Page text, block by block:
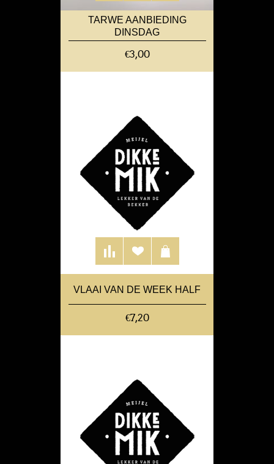
TARWE AANBIEDING
DINSDAG
€3,00
VLAAI VAN DE WEEK HALF
€7,20